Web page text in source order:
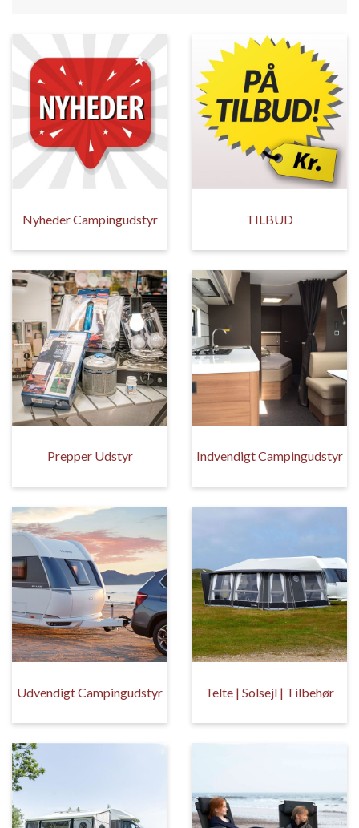
Nyheder Campingudstyr TILBUD
Prepper Udstyr Indvendigt Campingudstyr
Udvendigt Campingudstyr Telte | Solsejl | Tilbehør